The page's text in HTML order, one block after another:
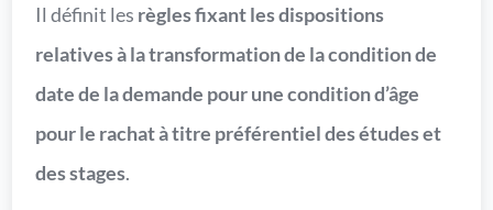
Il définit les règles fixant les dispositions
relatives à la transformation de la condition de
date de la demande pour une condition d’âge
pour le rachat à titre préférentiel des études et
des stages.